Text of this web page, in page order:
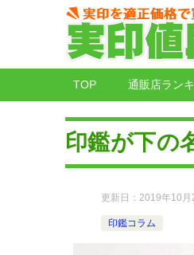
TOP 通販店ラン
印鑑が下の
更新日： 2019年10月
印鑑コラム